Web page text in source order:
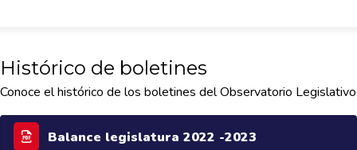
Histórico de boletines
Conoce el histórico de los boletines del Observatorio Legislativo
Balance legislatura 2022 -2023